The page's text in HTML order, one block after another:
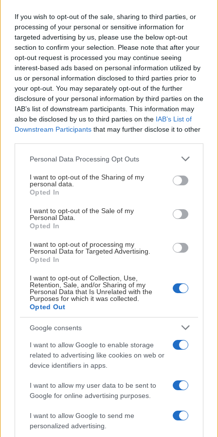
If you wish to opt-out of the sale, sharing to third parties, or
processing of your personal or sensitive information for
targeted advertising by us, please use the below opt-out
section to confirm your selection. Please note that after your
opt-out request is processed you may continue seeing
interest-based ads based on personal information utilized by
us or personal information disclosed to third parties prior to
your opt-out. You may separately opt-out of the further
disclosure of your personal information by third parties on the
IAB’s list of downstream participants. This information may
also be disclosed by us to third parties on the IAB’s List of
Downstream Participants that may further disclose it to other
Please note that this website/app uses one or more Google
not limited to your visit or usage behaviour. You may click to
grant or deny consent to Google and its third-party tags to
use your data for below specified purposes in below Google
consent section.
Personal Data Processing Opt Outs
I want to opt-out of the Sharing of my
personal data.
Opted In
I want to opt-out of the Sale of my
Personal Data.
Opted In
I want to opt-out of processing my
Personal Data for Targeted Advertising.
Opted In
I want to opt-out of Collection, Use,
Retention, Sale, and/or Sharing of my
Personal Data that Is Unrelated with the
Purposes for which it was collected.
Opted Out
Google consents
I want to allow Google to enable storage
related to advertising like cookies on web or
device identifiers in apps.
I want to allow my user data to be sent to
Google for online advertising purposes.
I want to allow Google to send me
personalized advertising.
underholdende internkamp. Her får du se både nye og
kjente spillere i aksjon, og kanskje noen tidlige tegn på
hvilke spillere og rekker som kan utmerke seg i løpet av
sesongen.
Etter kampen blir det mulighet til å møte hele laget, slå
av en prat med spillerne og få bilder eller autografer.
Dette er en fin anledning for både store og små til å
komme tett på laget før sesongen for alvor braker løs.
Som en ekstra bonus deler vi ut gratis popcorn til alle
Ta med deg familie, venner og andre hockeyentusiaster
og starte sesongen sammen med dere!
SISTE ENDRINGER PÅ PLASS – TROPPEN FOR 2026/27 ER
Publisert:2026-07-29 2 min lesing